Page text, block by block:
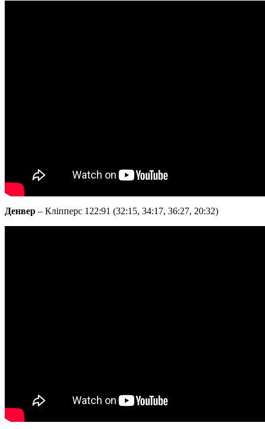
Денвер – Кліпперс 122:91 (32:15, 34:17, 36:27, 20:32)